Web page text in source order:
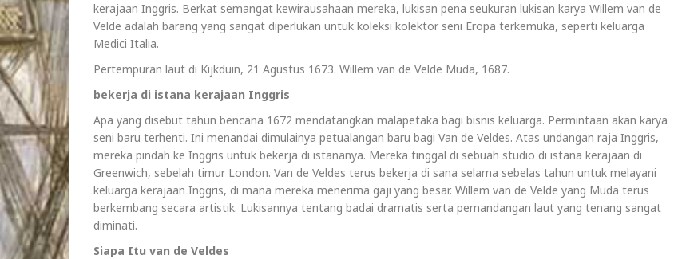
kerajaan Inggris. Berkat semangat kewirausahaan mereka, lukisan pena seukuran lukisan karya Willem van de
Velde adalah barang yang sangat diperlukan untuk koleksi kolektor seni Eropa terkemuka, seperti keluarga
Medici Italia.
Pertempuran laut di Kijkduin, 21 Agustus 1673. Willem van de Velde Muda, 1687.
bekerja di istana kerajaan Inggris
Apa yang disebut tahun bencana 1672 mendatangkan malapetaka bagi bisnis keluarga. Permintaan akan karya
seni baru terhenti. Ini menandai dimulainya petualangan baru bagi Van de Veldes. Atas undangan raja Inggris,
mereka pindah ke Inggris untuk bekerja di istananya. Mereka tinggal di sebuah studio di istana kerajaan di
Greenwich, sebelah timur London. Van de Veldes terus bekerja di sana selama sebelas tahun untuk melayani
keluarga kerajaan Inggris, di mana mereka menerima gaji yang besar. Willem van de Velde yang Muda terus
berkembang secara artistik. Lukisannya tentang badai dramatis serta pemandangan laut yang tenang sangat
diminati.
Siapa Itu van de Veldes